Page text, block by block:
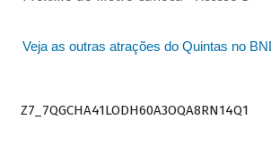
Veja as outras atrações do Quintas no
Z7_7QGCHA41LODH60A3OQA8RN14Q1